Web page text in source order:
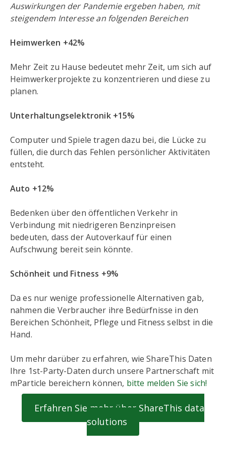
Auswirkungen der Pandemie ergeben haben, mit
steigendem Interesse an folgenden Bereichen
Heimwerken +42%
Mehr Zeit zu Hause bedeutet mehr Zeit, um sich auf
Heimwerkerprojekte zu konzentrieren und diese zu
planen.
Unterhaltungselektronik +15%
Computer und Spiele tragen dazu bei, die Lücke zu
füllen, die durch das Fehlen persönlicher Aktivitäten
entsteht.
Auto +12%
Bedenken über den öffentlichen Verkehr in
Verbindung mit niedrigeren Benzinpreisen
bedeuten, dass der Autoverkauf für einen
Aufschwung bereit sein könnte.
Schönheit und Fitness +9%
Da es nur wenige professionelle Alternativen gab,
nahmen die Verbraucher ihre Bedürfnisse in den
Bereichen Schönheit, Pflege und Fitness selbst in die
Hand.
Um mehr darüber zu erfahren, wie ShareThis Daten
Ihre 1st-Party-Daten durch unsere Partnerschaft mit
mParticle bereichern können, bitte melden Sie sich!
Erfahren Sie mehr über ShareThis data
solutions